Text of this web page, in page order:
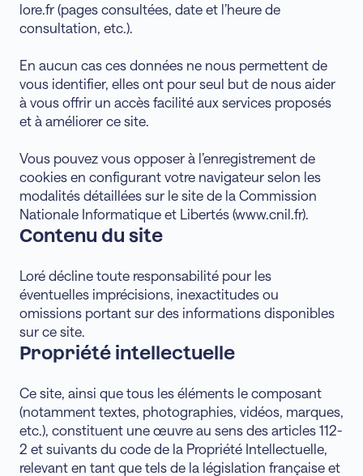
lore.fr (pages consultées, date et l’heure de
consultation, etc.).
En aucun cas ces données ne nous permettent de
vous identifier, elles ont pour seul but de nous aider
à vous offrir un accès facilité aux services proposés
et à améliorer ce site.
Vous pouvez vous opposer à l’enregistrement de
cookies en configurant votre navigateur selon les
modalités détaillées sur le site de la Commission
Nationale Informatique et Libertés (www.cnil.fr).
Contenu du site
Loré décline toute responsabilité pour les
éventuelles imprécisions, inexactitudes ou
omissions portant sur des informations disponibles
sur ce site.
Propriété intellectuelle
Ce site, ainsi que tous les éléments le composant
(notamment textes, photographies, vidéos, marques,
etc.), constituent une œuvre au sens des articles 112-
2 et suivants du code de la Propriété Intellectuelle,
relevant en tant que tels de la législation française et